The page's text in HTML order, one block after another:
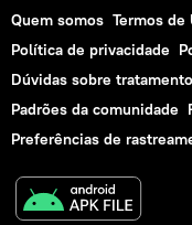
Quem somos Termos de
Política de privacidade
Dúvidas sobre
Padrões da comunidade
Preferências de